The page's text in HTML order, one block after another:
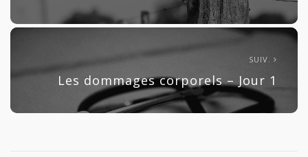
SUIV.
Les dommages corporels – Jour 1